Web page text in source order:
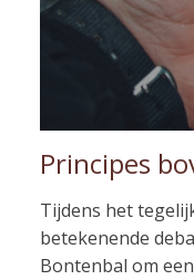
Principes
Tijdens het
betekenende
Bontenbal om